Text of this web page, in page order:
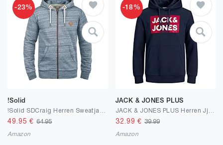
-23%
!Solid
49.95 €64.95
Amazon
-18%
JACK & JONES PLUS
32.99 € 39.99
Amazon